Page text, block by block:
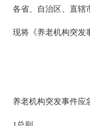
各省、自治区、直辖市
现将《养老机构突发事
养老机构突发事件应